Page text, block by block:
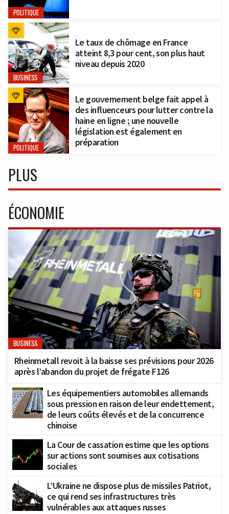
POLITIQUE
BUSINESS
Le taux de chômage en France
atteint 8,3 pour cent, son plus haut
niveau depuis 2020
POLITIQUE
Le gouvernement belge fait appel à
des influenceurs pour lutter contre la
haine en ligne ; une nouvelle
législation est également en
préparation
PLUS
ÉCONOMIE
BUSINESS
Rheinmetall revoit à la baisse ses prévisions pour 2026
après l’abandon du projet de frégate F126
Les équipementiers automobiles allemands
sous pression en raison de leur endettement,
de leurs coûts élevés et de la concurrence
chinoise
La Cour de cassation estime que les options
sur actions sont soumises aux cotisations
sociales
L’Ukraine ne dispose plus de missiles Patriot,
ce qui rend ses infrastructures très
vulnérables aux attaques russes